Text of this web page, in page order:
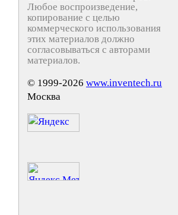
Любое воспроизведение,
копирование с целью
коммерческого использования
этих материалов должно
согласовываться с авторами
материалов.
© 1999-2026 www.inventech.ru
Москва